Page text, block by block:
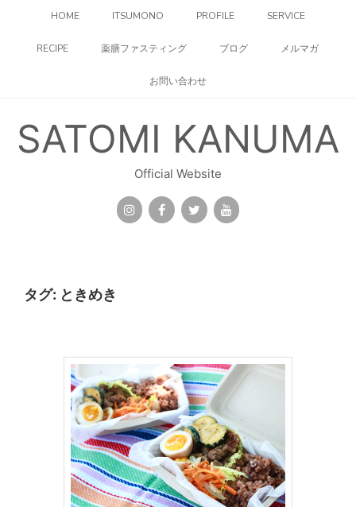
HOME ITSUMONO PROFILE SERVICE
RECIPE 薬膳ファスティング ブログ メルマガ
お問い合わせ
SATOMI KANUMA
Official Website
タグ: ときめき
9 10月